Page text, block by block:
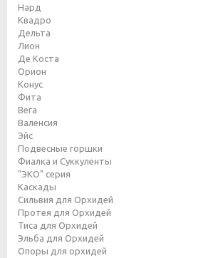
Нард
Квадро
Дельта
Лион
Де Коста
Орион
Конус
Фита
Вега
Валенсия
Эйс
Подвесные горшки
Фиалка и Суккуленты
"ЭКО" серия
Каскады
Сильвия для Орхидей
Протея для Орхидей
Тиса для Орхидей
Эльба для Орхидей
Опоры для орхидей